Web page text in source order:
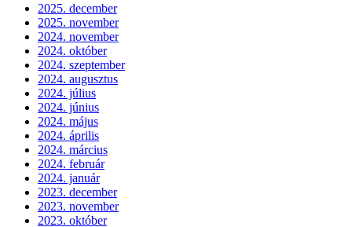
2025. december
2025. november
2024. november
2024. október
2024. szeptember
2024. augusztus
2024. július
2024. június
2024. május
2024. április
2024. március
2024. február
2024. január
2023. december
2023. november
2023. október